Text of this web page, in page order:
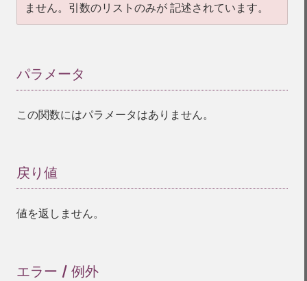
ません。引数のリストのみが 記述されています。
パラメータ
この関数にはパラメータはありません。
戻り値
値を返しません。
エラー / 例外